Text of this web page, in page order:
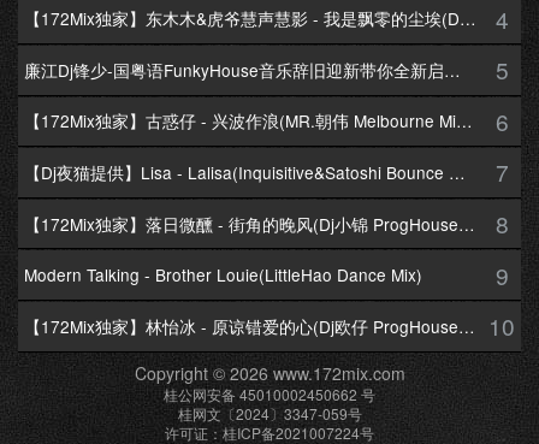
【172Mix独家】东木木&虎爷慧声慧影 - 我是飘零的尘埃(Dj十三 Melbourne Mix国语男) 4
廉江Dj锋少-国粤语FunkyHouse音乐辞旧迎新带你全新启航跨年专辑172Mix串烧 5
【172Mix独家】古惑仔 - 兴波作浪(MR.朝伟 Melbourne Mix粤语男) 6
【Dj夜猫提供】Lisa - Lalisa(Inquisitive&Satoshi Bounce Mix) 7
【172Mix独家】落日微醺 - 街角的晚风(Dj小锦 ProgHouse Mix粤语女) 8
Modern Talking - Brother Louie(LittleHao Dance Mix) 9
【172Mix独家】林怡冰 - 原谅错爱的心(Dj欧仔 ProgHouse Mix粤语女) 10
Copyright © 2026 www.172mix.com
桂公网安备 45010002450662 号
桂网文〔2024〕3347-059号
许可证：桂ICP备2021007224号